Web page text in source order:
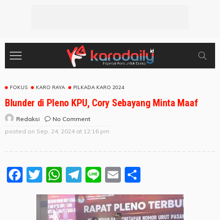
FOKUS KARO RAYA PILKADA KARO 2024
Blunder di Pleno KPU, Cory Sebayang Minta Maaf
Redaksi
No Comment
posted on Sep. 24, 2024 at 12:16 pm
Facebook
Twitter
WhatsApp
Telegram
LineEmail